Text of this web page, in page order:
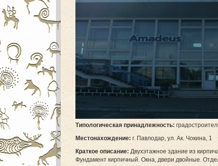
Типологическая принадлежность:
Местонахождение: г. Павлодар, ул. Ак. Чокина, 1
Краткое описание: Двухэтажное здание из
Фундамент кирпичный. Окна, двери двойные.